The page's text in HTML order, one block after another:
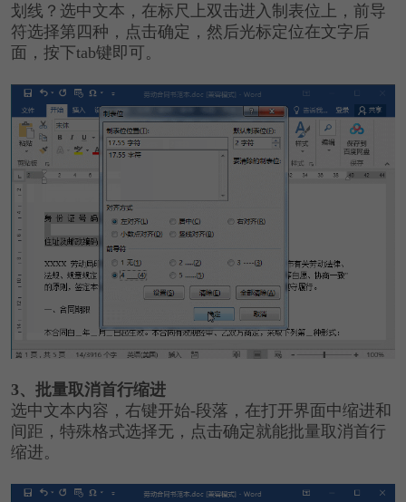
划线？选中文本，在标尺上双击进入制表位上，前导
符选择第四种，点击确定，然后光标定位在文字后
面，按下tab键即可。
3、批量取消首行缩进
选中文本内容，右键开始-段落，在打开界面中缩进和
间距，特殊格式选择无，点击确定就能批量取消首行
缩进。